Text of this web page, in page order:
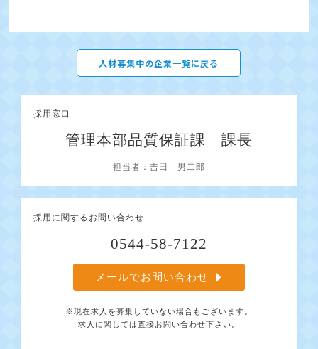
人材募集中の企業一覧に戻る
採用窓口
管理本部品質保証課 課長
担当者：吉田 男二郎
採用に関するお問い合わせ
0544-58-7122
メールでお問い合わせ
※現在求人を募集していない場合もございます。
求人に関しては直接お問い合わせ下さい。